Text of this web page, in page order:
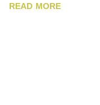
READ MORE